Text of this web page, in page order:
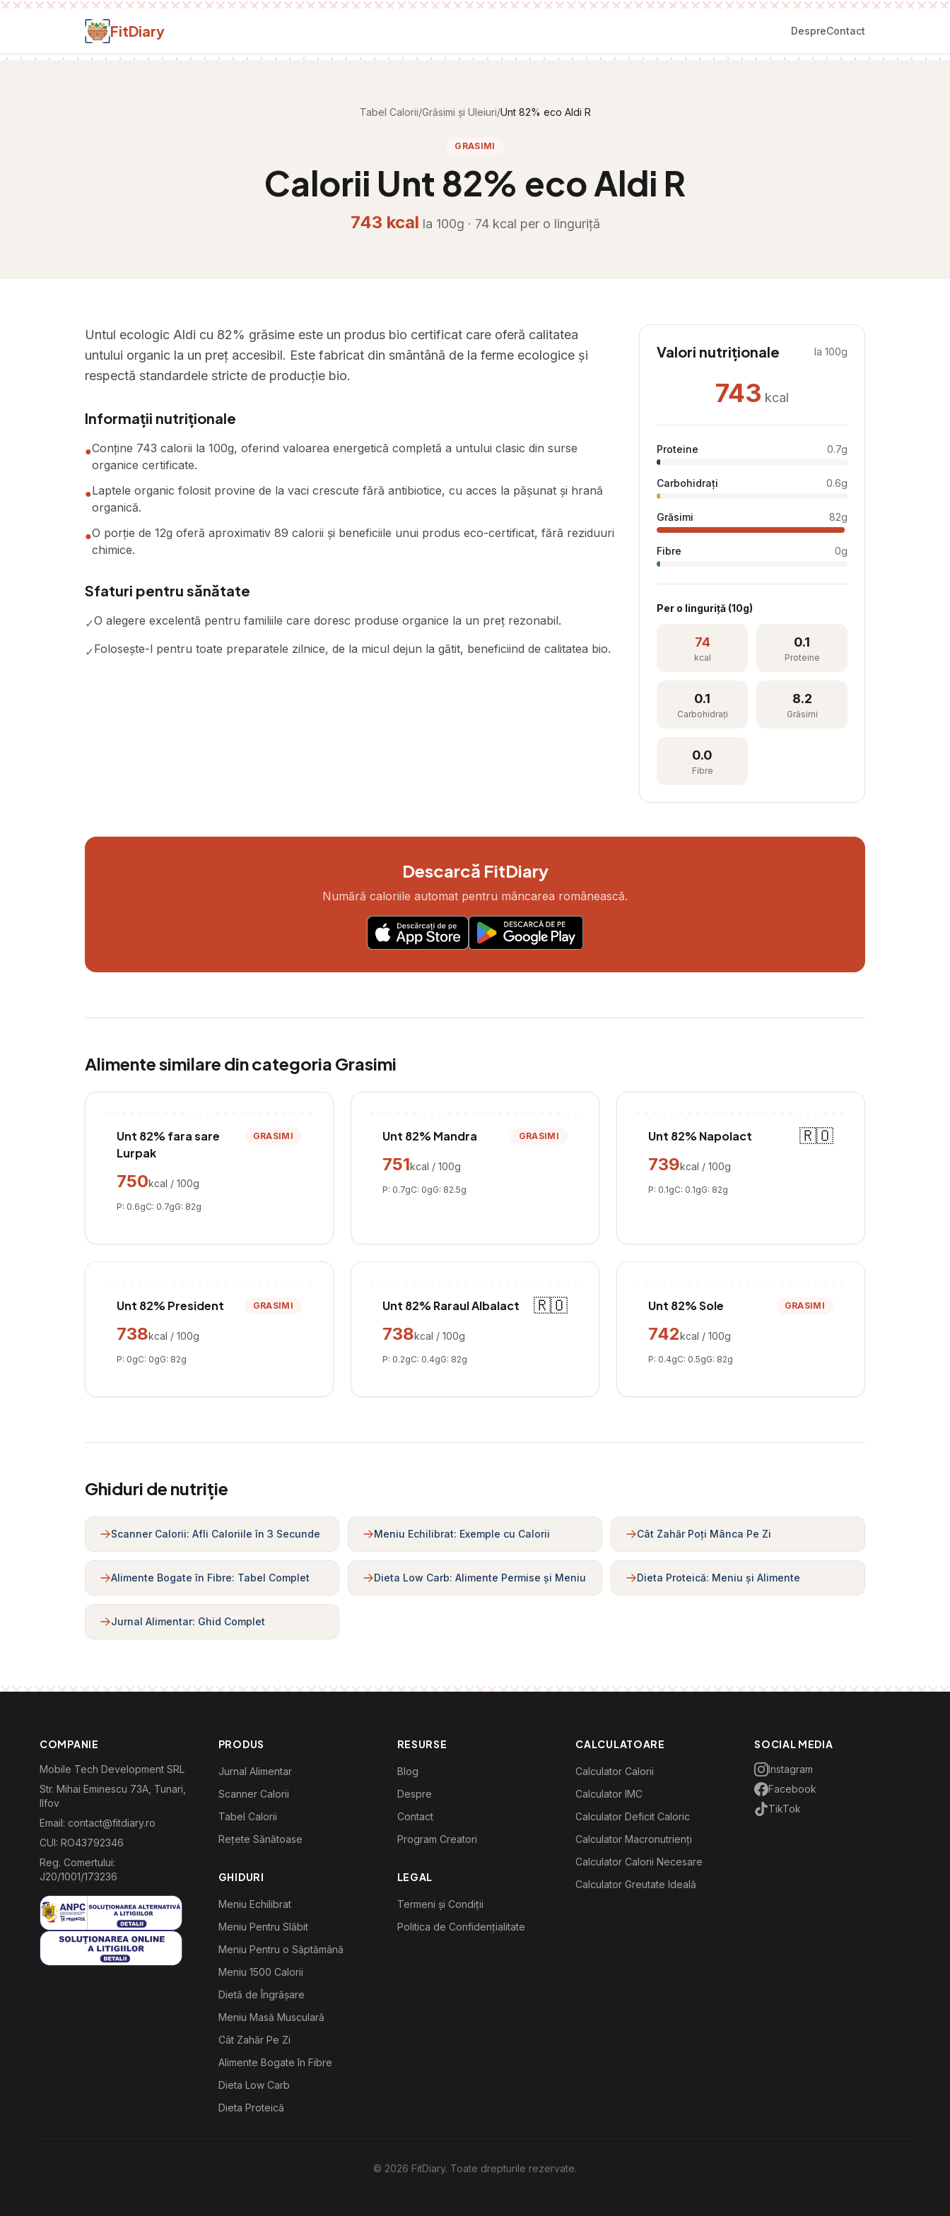
Salt la conținut
FitDiary DespreContact
Tabel Calorii/Grăsimi și Uleiuri/Unt 82% eco Aldi R
GRASIMI
Calorii Unt 82% eco Aldi R
743 kcal la 100g · 74kcal per o linguriță
Untul ecologic Aldi cu 82% grăsime este un produs bio certificat care oferă calitatea
untului organic la un preț accesibil. Este fabricat din smântână de la ferme ecologice și
respectă standardele stricte de producție bio.
Informații nutriționale
●Conține 743 calorii la 100g, oferind valoarea energetică completă a untului clasic din surse
organice certificate.
●Laptele organic folosit provine de la vaci crescute fără antibiotice, cu acces la pășunat și hrană
organică.
●O porție de 12g oferă aproximativ 89 calorii și beneficiile unui produs eco-certificat, fără reziduuri
chimice.
Sfaturi pentru sănătate
✓O alegere excelentă pentru familiile care doresc produse organice la un preț rezonabil.
✓Folosește-l pentru toate preparatele zilnice, de la micul dejun la gătit, beneficiind de calitatea bio.
Valori nutriționale la 100g
743 kcal
Proteine 0.7g
Carbohidrați 0.6g
Grăsimi 82g
Fibre 0g
Per o linguriță (10g)
74
kcal
0.1
Proteine
0.1
Carbohidrați
8.2
Grăsimi
0.0
Fibre
Descarcă FitDiary
Numără caloriile automat pentru mâncarea românească.
Alimente similare din categoria Grasimi
Unt 82% fara sare
Lurpak
GRASIMI
750kcal / 100g
P: 0.6gC: 0.7gG: 82g
Unt 82% Mandra GRASIMI
751kcal / 100g
P: 0.7gC: 0gG: 82.5g
Unt 82% Napolact
🇷🇴
739kcal / 100g
P: 0.1gC: 0.1gG: 82g
Unt 82% President GRASIMI
738kcal / 100g
P: 0gC: 0gG: 82g
Unt 82% Raraul Albalact
🇷🇴
738kcal / 100g
P: 0.2gC: 0.4gG: 82g
Unt 82% Sole GRASIMI
742kcal / 100g
P: 0.4gC: 0.5gG: 82g
Ghiduri de nutriție
Scanner Calorii: Afli Caloriile în 3 Secunde Meniu Echilibrat: Exemple cu Calorii Cât Zahăr Poți Mânca Pe Zi
Alimente Bogate în Fibre: Tabel Complet Dieta Low Carb: Alimente Permise și Meniu Dieta Proteică: Meniu și Alimente
Jurnal Alimentar: Ghid Complet
COMPANIE
Mobile Tech Development SRL
Str. Mihai Eminescu 73A, Tunari,
Ilfov
Email: contact@fitdiary.ro
CUI: RO43792346
Reg. Comertului:
J20/1001/173236
PRODUS
Jurnal Alimentar
Scanner Calorii
Tabel Calorii
Rețete Sănătoase
GHIDURI
Meniu Echilibrat
Meniu Pentru Slăbit
Meniu Pentru o Săptămână
Meniu 1500 Calorii
Dietă de Îngrășare
Meniu Masă Musculară
Cât Zahăr Pe Zi
Alimente Bogate în Fibre
Dieta Low Carb
Dieta Proteică
RESURSE
Blog
Despre
Contact
Program Creatori
LEGAL
Termeni și Condiții
Politica de Confidențialitate
CALCULATOARE
Calculator Calorii
Calculator IMC
Calculator Deficit Caloric
Calculator Macronutrienți
Calculator Calorii Necesare
Calculator Greutate Ideală
SOCIAL MEDIA
Instagram
Facebook
TikTok
© 2026 FitDiary. Toate drepturile rezervate.